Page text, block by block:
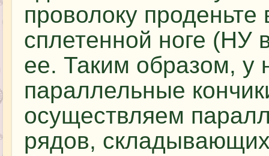
проволоку
сплетенной ноге (НУ
ее. Таким образом, у
параллельные
осуществляем
рядов,